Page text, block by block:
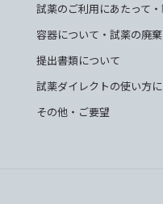
試薬のご利用にあたって
容器について・試薬の廃棄
提出書類について
試薬ダイレクトの使い方
その他・ご要望